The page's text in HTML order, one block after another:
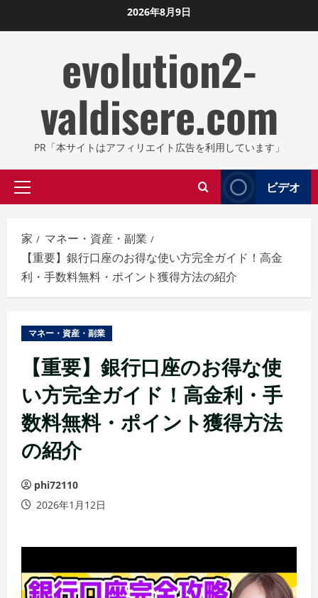
ン
2026年8月9日
evolution2-
valdisere.com
PR「本サイトはアフィリエイト広告を利用しています」
プ
イ
マ
リ
メ
ニ
ー
ビデオ
家
マネー・資産・副業
【重要】銀行口座のお得な使い方完全ガイド！高金
利・手数料無料・ポイント獲得方法の紹介
マネー・資産・副業
【重要】銀行口座のお得な使
い方完全ガイド！高金利・手
数料無料・ポイント獲得方法
の紹介
phi72110
2026年1月12日